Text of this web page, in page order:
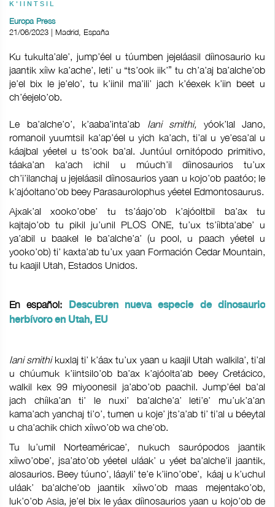
K'IINTSIL
Europa Press
21/06/2023 | Madrid, España
Ku tukulta’ale’, jump’éel u túumben jejeláasil díinosaurio ku
jaantik xíiw ka’ache’, leti’ u “ts’ook iik’” tu ch’a’aj ba’alche’ob
je’el bix le je’elo’, tu k’iinil ma’ili’ jach k’éexek k’iin beet u
ch’éejelo’ob.
Le ba’alche’o’, k’aaba’inta’ab Iani smithi, yóok’lal Jano,
romanoil yuumtsil ka’ap’éel u yich ka’ach, ti’al u ye’esa’al u
káajbal yéetel u ts’ook ba’al. Juntúul ornitópodo primitivo,
táaka’an ka’ach ichil u múuch’il díinosaurios tu’ux
ch’i’ilanchaj u jejeláasil díinosaurios yaan u kojo’ob paatóo; le
k’ajóoltano’ob beey Parasaurolophus yéetel Edmontosaurus.
Ajxak’al xooko’obe’ tu ts’áajo’ob k’ajóoltbil ba’ax tu
kajtajo’ob tu pikil ju’unil PLOS ONE, tu’ux ts’íibta’abe’ u
ya’abil u baakel le ba’alche’a’ (u pool, u paach yéetel u
yooko’ob) ti’ kaxta’ab tu’ux yaan Formación Cedar Mountain,
tu kaajil Utah, Estados Unidos.
En español:
Descubren nueva especie de dinosaurio
herbívoro en Utah, EU
Iani smithi kuxlaj ti’ k’áax tu’ux yaan u kaajil Utah walkila’, ti’al
u chúumuk k’iintsilo’ob ba’ax k’ajóolta’ab beey Cretácico,
walkil kex 99 miyoonesil ja’abo’ob paachil. Jump’éel ba’al
jach chíika’an ti’ le nuxi’ ba’alche’a’ leti’e’ mu’uk’a’an
kama’ach yanchaj ti’o’, tumen u koje’ jts’a’ab ti’ ti’al u béeytal
u cha’achik chich xíiwo’ob wa che’ob.
Tu lu’umil Norteaméricae’, nukuch saurópodos jaantik
xíiwo’obe’, jsa’ato’ob yéetel uláak’ u yéet ba’alche’il jaantik,
alosaurios. Beey túuno’, láayli’ te’e k’iino’obe’, káaj u k’uchul
uláak’ ba’alche’ob jaantik xíiwo’ob maas mejentako’ob,
luk’o’ob Asia, je’el bix le yáax díinosaurios yaan u kojo’ob de